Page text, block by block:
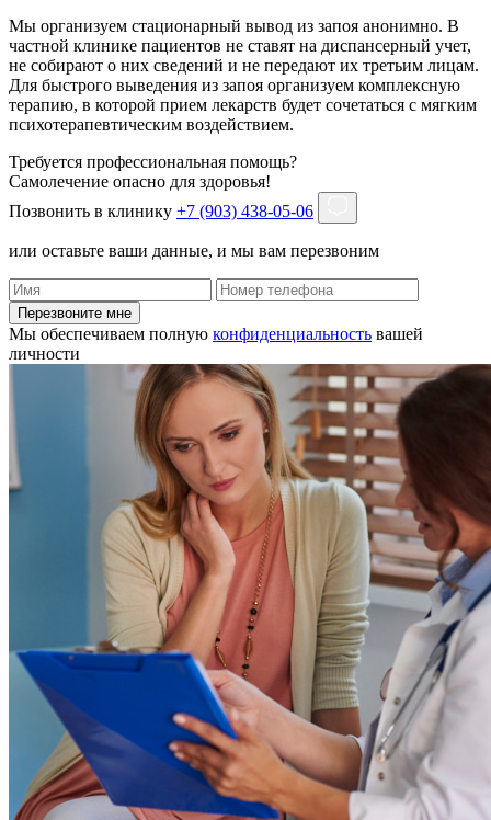
Мы организуем стационарный вывод из запоя анонимно. В
частной клинике пациентов не ставят на диспансерный учет,
не собирают о них сведений и не передают их третьим лицам.
Для быстрого выведения из запоя организуем комплексную
терапию, в которой прием лекарств будет сочетаться с мягким
психотерапевтическим воздействием.
Требуется профессиональная помощь?
Самолечение опасно для здоровья!
Позвонить в клинику +7 (903) 438-05-06
или оставьте ваши данные, и мы вам перезвоним
Перезвоните мне
Мы обеспечиваем полную конфиденциальность вашей
личности